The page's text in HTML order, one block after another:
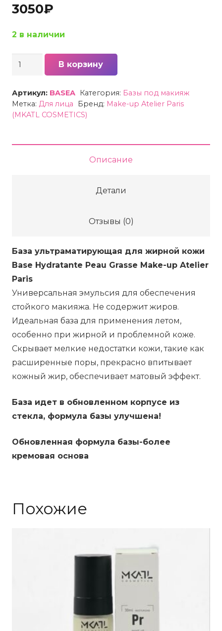
3050₽
2 в наличии
Количество
ультраматирующая
Make-
Atelier
-
BASEA,
30
мл
В корзину
Артикул: BASEA Категория: Базы под макияж
Метка: Для лица Бренд: Make-up Atelier Paris
(MKATL COSMETICS)
Описание
Детали
Отзывы (0)
База ультраматирующая для жирной кожи
Base Hydratante Peau Grasse Make-up Atelier
Paris
Универсальная эмульсия для обеспечения
стойкого макияжа. Не содержит жиров.
Идеальная база для применения летом,
особенно при жирной и проблемной коже.
Скрывает мелкие недостатки кожи, такие как
расширенные поры, прекрасно впитывает
кожный жир, обеспечивает матовый эффект.
База идет в обновленном корпусе из
стекла, формула базы улучшена!
Обновленная формула базы-более
кремовая основа
Похожие